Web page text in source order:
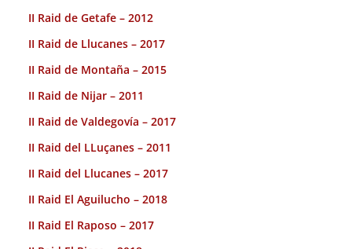
II Raid de Getafe – 2012
II Raid de Llucanes – 2017
II Raid de Montaña – 2015
II Raid de Nijar – 2011
II Raid de Valdegovía – 2017
II Raid del LLuçanes – 2011
II Raid del Llucanes – 2017
II Raid El Aguilucho – 2018
II Raid El Raposo – 2017